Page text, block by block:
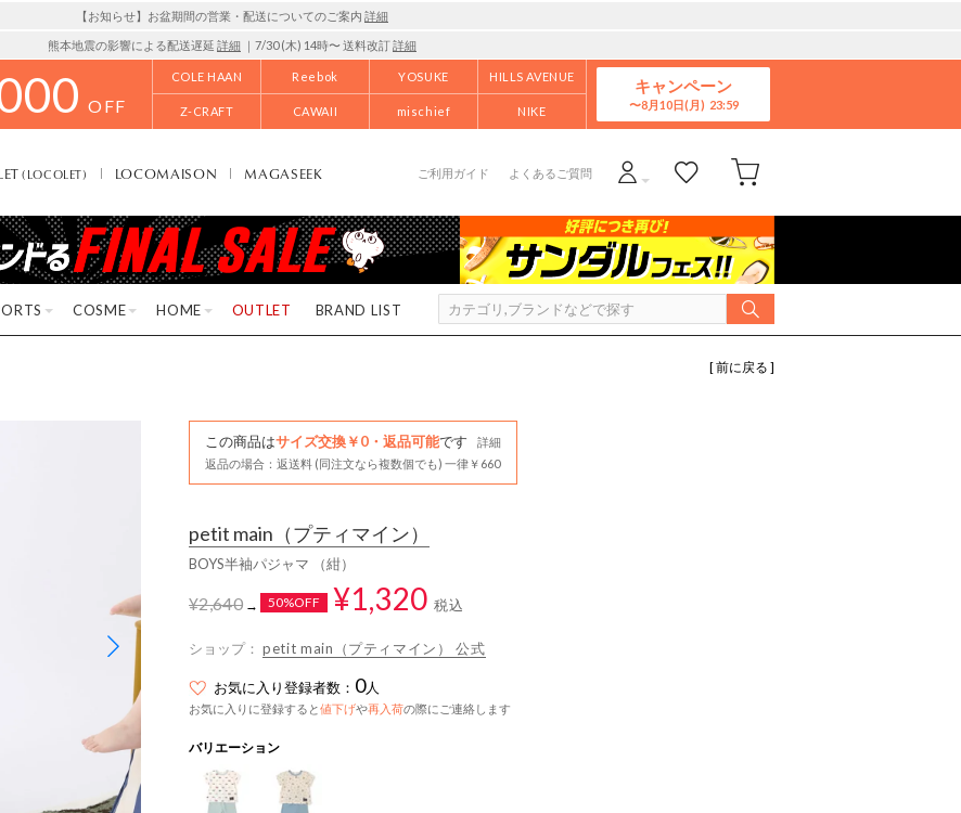
【お知らせ】お盆期間の営業・配送についてのご案内 詳細
熊本地震の影響による配送遅延 詳細 ｜7/30 (木) 14時〜 送料改訂詳細
OFF
COLE HAAN Reebok YOSUKE HILLS AVENUE
Z-CRAFT CAWAII mischief NIKE
キャンペーン
8月10日(月)
(LOCOLET) LOCOMAISON MAGASEEK ご利用ガイド よくあるご質問
COSME HOME OUTLET BRAND LIST
[ 前に戻る ]
この商品はサイズ交換￥0・返品可能です
詳細
返品の場合：返送料 (同注文なら複数個でも) 一律￥660
petit main （プティマイン）
BOYS半袖パジャマ （紺）
¥2,640→ 50%OFF ¥1,320 税込
ショップ： petit main（プティマイン） 公式
お気に入り登録者数： 0人
お気に入りに登録すると値下げや再入荷の際にご連絡します
バリエーション